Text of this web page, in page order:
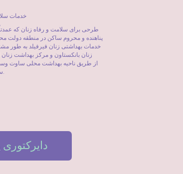
طرحی برای سلامت و رفاه زنان که
پناهنده و محروم ساکن در منطقه دولت
خدمات بهداشتی زنان فیرفیلد به طور
زنان بانکستاون و مرکز بهداشت
سیدنی تامین مالی می شود.
©2023
دایرکتوری